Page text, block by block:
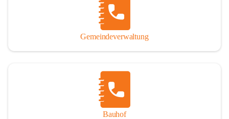
Gemeindeverwaltung
Bauhof